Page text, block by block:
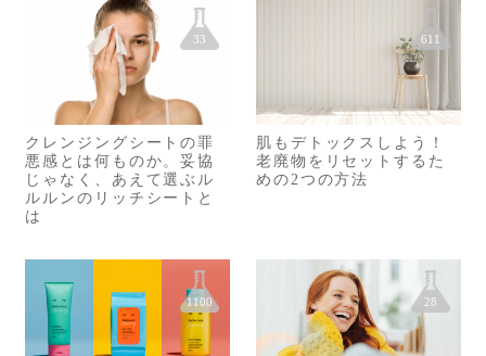
33
クレンジングシートの罪
悪感とは何ものか。妥協
じゃなく、あえて選ぶル
ルルンのリッチシートと
は
611
肌もデトックスしよう！
老廃物をリセットするた
めの2つの方法
1100 28